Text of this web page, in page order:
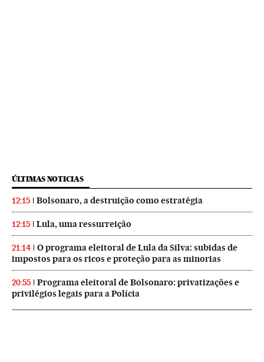
ÚLTIMAS NOTICIAS
12:15 Bolsonaro, a destruição como estratégia
12:15 Lula, uma ressurreição
21:14
O programa eleitoral de Lula da Silva: subidas de
impostos para os ricos e proteção para as minorias
20:55
Programa eleitoral de Bolsonaro: privatizações e
privilégios legais para a Polícia